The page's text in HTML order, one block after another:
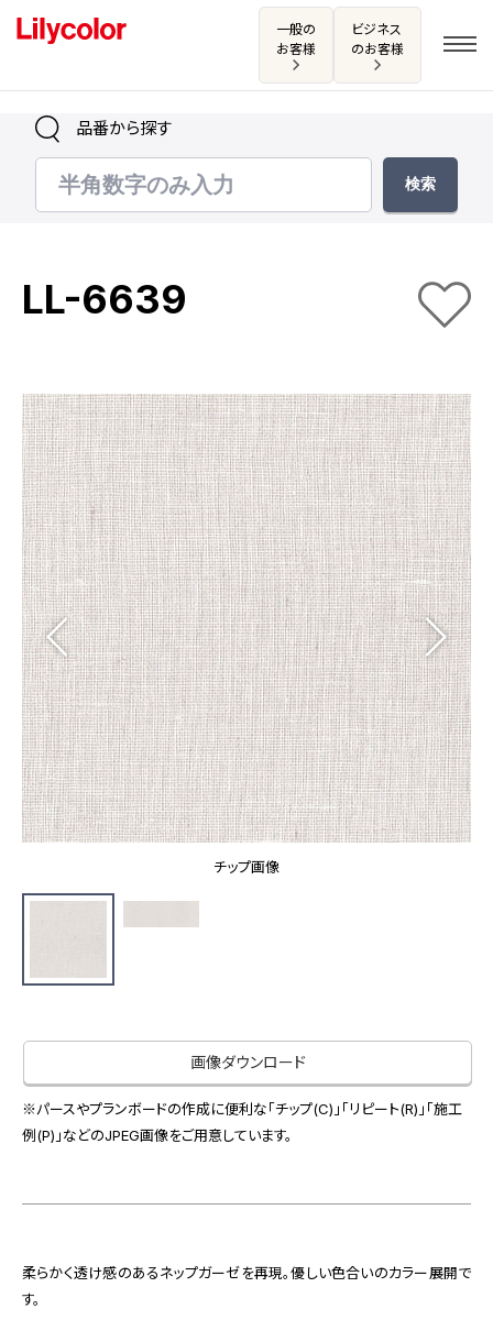
一般の
お客様
ビジネス
のお客様
ログイン・新規会員登録
お気に入り
商品を探す
商品を探す トップ
壁紙
カーテン
床材
ブランド・コレクション
Lilycolor Coordinate 着せ替えシミュレーション
カタログ一覧
カタログ一覧 トップ
壁紙
カーテン
床材
サステナブル商品
ノンワックス床タイル
壁紙機能性ガイド
施工事例
施工事例 トップ
医療・福祉施設
ホテル・オフィス・店舗
モデルハウス
新築戸建・マンション
#リリカラのある暮らし
リリカラノート
ショールーム
ショールーム トップ
東京ショールーム
大阪ショールーム
お客様サポート
お客様サポート トップ
画像ダウンロード
お役立ち資料
サンプル・カタログ請求／お問い合わせ（ビジネスのお客様）
スペースソリューション事業
オフィスソリューション事業
会社情報
品番から探す
LL-6639
チップ画像
画像ダウンロード
※パースやプランボードの作成に便利な「チップ(C)」「リピート(R)」「施工
例(P)」などのJPEG画像をご用意しています。
柔らかく透け感のあるネップガーゼを再現。優しい色合いのカラー展開で
す。